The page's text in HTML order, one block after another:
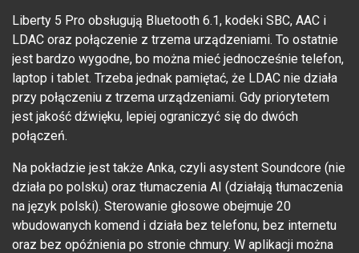
Liberty 5 Pro obsługują Bluetooth 6.1, kodeki SBC, AAC i
LDAC oraz połączenie z trzema urządzeniami. To ostatnie
jest bardzo wygodne, bo można mieć jednocześnie telefon,
laptop i tablet. Trzeba jednak pamiętać, że LDAC nie działa
przy połączeniu z trzema urządzeniami. Gdy priorytetem
jest jakość dźwięku, lepiej ograniczyć się do dwóch
połączeń.
Na pokładzie jest także Anka, czyli asystent Soundcore (nie
działa po polsku) oraz tłumaczenia AI (działają tłumaczenia
na język polski). Sterowanie głosowe obejmuje 20
wbudowanych komend i działa bez telefonu, bez internetu
oraz bez opóźnienia po stronie chmury. W aplikacji można